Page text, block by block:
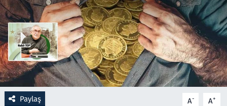
Paylaş A- A+
Resmi İlanlar
Rüya Tabirleri
Sağlık
Savunma Sanayi